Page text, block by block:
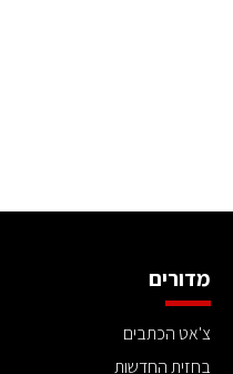
מדורים
צ'אט הכתבים
בחזית החדשות